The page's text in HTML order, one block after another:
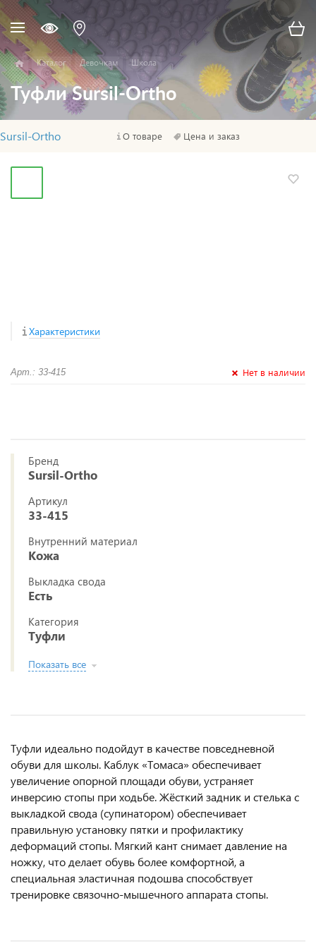
Каталог Девочкам Школа
Туфли Sursil-Ortho
Sursil-Ortho О товаре Цена и заказ
Характеристики
Арт.: 33-415 Нет в наличии
Бренд
Sursil-Ortho
Артикул
33-415
Внутренний материал
Кожа
Выкладка свода
Есть
Категория
Туфли
Показать все
Туфли идеально подойдут в качестве повседневной
обуви для школы. Каблук «Томаса» обеспечивает
увеличение опорной площади обуви, устраняет
инверсию стопы при ходьбе. Жёсткий задник и стелька с
выкладкой свода (супинатором) обеспечивает
правильную установку пятки и профилактику
деформаций стопы. Мягкий кант снимает давление на
ножку, что делает обувь более комфортной, а
специальная эластичная подошва способствует
тренировке связочно-мышечного аппарата стопы.